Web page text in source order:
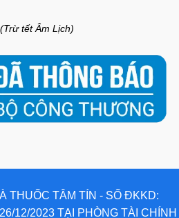
tết Âm Lịch)
THUỐC TÂM TÍN - SỐ ĐKKD:
12/2023 TẠI PHÒNG TÀI CHÍNH